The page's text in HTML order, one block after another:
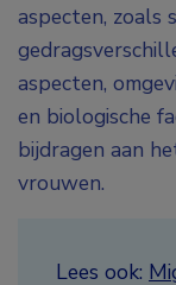
aspecten, zoals
aspecten,
en biologische
bijdragen aan
vrouwen.
Lees ook: